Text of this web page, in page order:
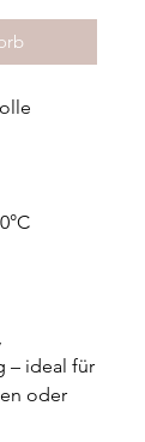
– ideal für
oder